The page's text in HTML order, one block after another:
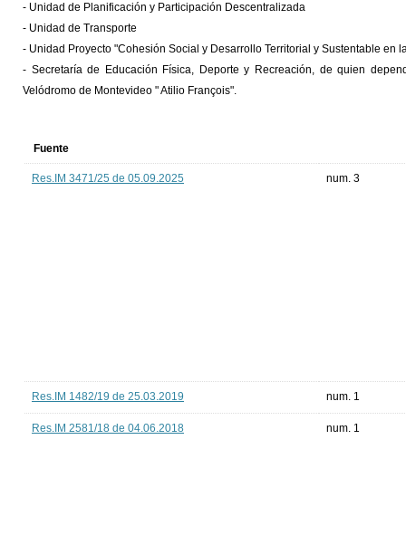
- Unidad de Planificación y Participación Descentralizada
- Unidad de Transporte
- Unidad Proyecto "Cohesión Social y Desarrollo Territorial y Sustentable en
- Secretaría de Educación Física, Deporte y Recreación, de quien
Velódromo de Montevideo " Atilio François".
Fuente
Res.IM 3471/25 de 05.09.2025 num. 3
Res.IM 1482/19 de 25.03.2019 num. 1
Res.IM 2581/18 de 04.06.2018 num. 1